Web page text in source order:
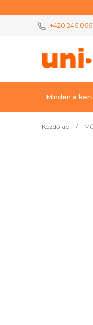
+420 246 066
Minden a
Kezdőlap /